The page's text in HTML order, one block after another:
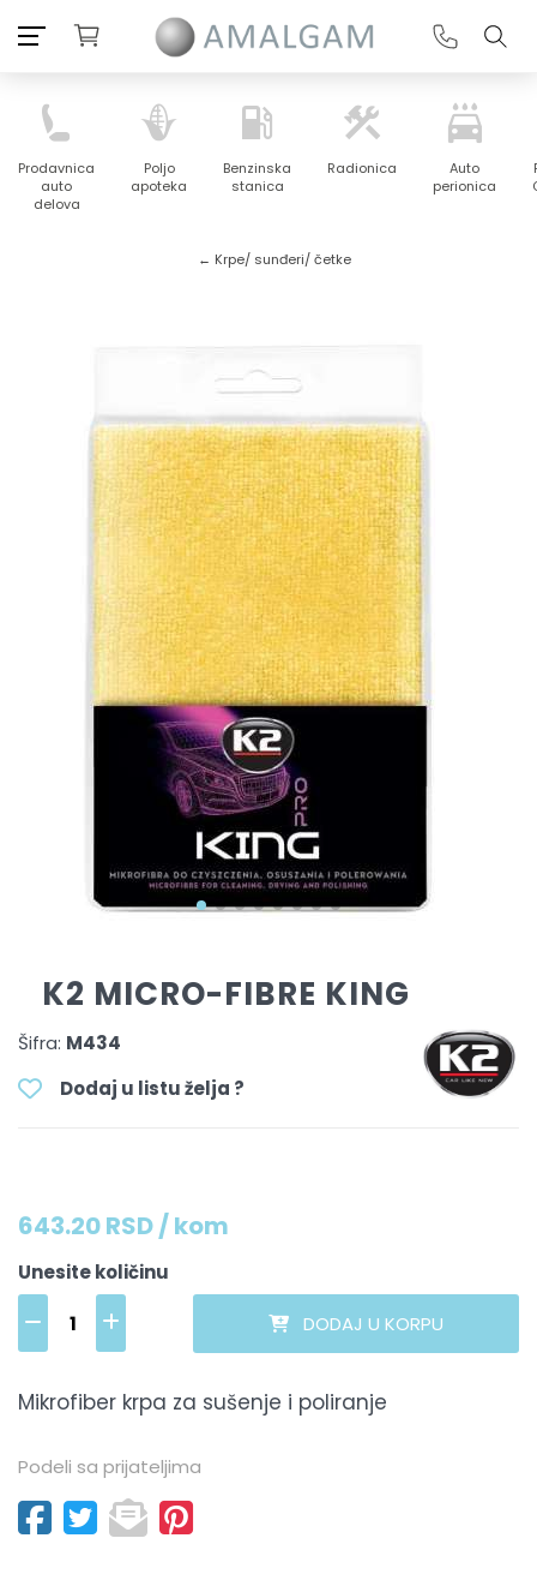
Prodavnica
auto
delova
Poljo
apoteka
Benzinska
stanica
Radionica
Auto
perionica
← Krpe/ sunđeri/ četke
K2 MICRO-FIBRE KING
Šifra: M434
Dodaj u listu želja ?
643.20 RSD / kom
Unesite količinu
DODAJ U KORPU
Mikrofiber krpa za sušenje i poliranje
Podeli sa prijateljima